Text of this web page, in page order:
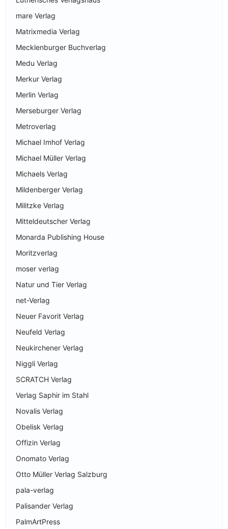
mare Verlag
Matrixmedia Verlag
Mecklenburger Buchverlag
Medu Verlag
Merkur Verlag
Merlin Verlag
Merseburger Verlag
Metroverlag
Michael Imhof Verlag
Michael Müller Verlag
Michaels Verlag
Mildenberger Verlag
Militzke Verlag
Mitteldeutscher Verlag
Monarda Publishing House
Moritzverlag
moser verlag
Natur und Tier Verlag
net-Verlag
Neuer Favorit Verlag
Neufeld Verlag
Neukirchener Verlag
Niggli Verlag
SCRATCH Verlag
Verlag Saphir im Stahl
Novalis Verlag
Obelisk Verlag
Offizin Verlag
Onomato Verlag
Otto Müller Verlag Salzburg
pala-verlag
Palisander Verlag
PalmArtPress